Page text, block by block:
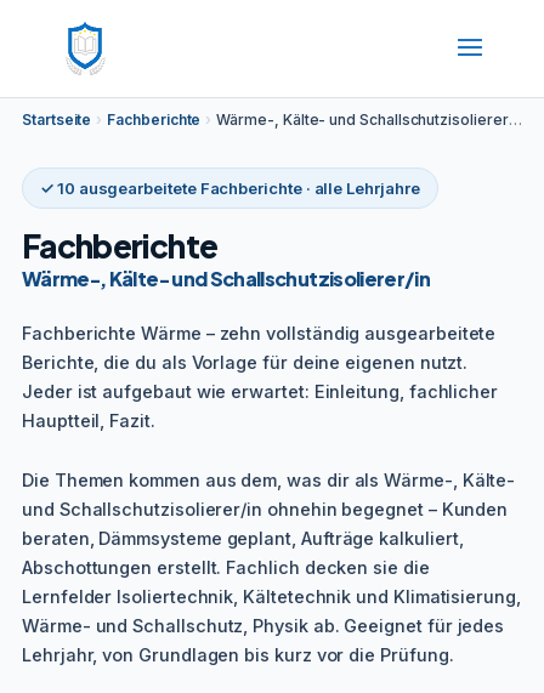
Startseite › Fachberichte › Wärme-, Kälte- und Schallschutzisolierer/in
✓ 10 ausgearbeitete Fachberichte · alle Lehrjahre
Fachberichte
Wärme-, Kälte- und Schallschutzisolierer/in
Fachberichte Wärme – zehn vollständig ausgearbeitete
Berichte, die du als Vorlage für deine eigenen nutzt.
Jeder ist aufgebaut wie erwartet: Einleitung, fachlicher
Hauptteil, Fazit.
Die Themen kommen aus dem, was dir als Wärme-, Kälte-
und Schallschutzisolierer/in ohnehin begegnet – Kunden
beraten, Dämmsysteme geplant, Aufträge kalkuliert,
Abschottungen erstellt. Fachlich decken sie die
Lernfelder Isoliertechnik, Kältetechnik und Klimatisierung,
Wärme- und Schallschutz, Physik ab. Geeignet für jedes
Lehrjahr, von Grundlagen bis kurz vor die Prüfung.